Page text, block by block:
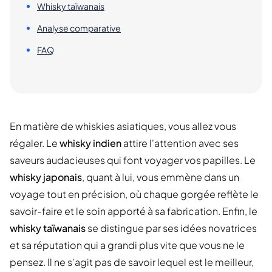
Whisky taïwanais
Analyse comparative
FAQ
En matière de whiskies asiatiques, vous allez vous
régaler. Lewhisky indienattire l'attention avec ses
saveurs audacieuses qui font voyager vos papilles. Le
whisky japonais, quant à lui, vous emmène dans un
voyage tout en précision, où chaque gorgée reflète le
savoir-faire et le soin apporté à sa fabrication. Enfin, le
whisky taïwanaisse distingue par ses idées novatrices
et sa réputation qui a grandi plus vite que vous ne le
pensez. Il ne s'agit pas de savoir lequel est le meilleur,